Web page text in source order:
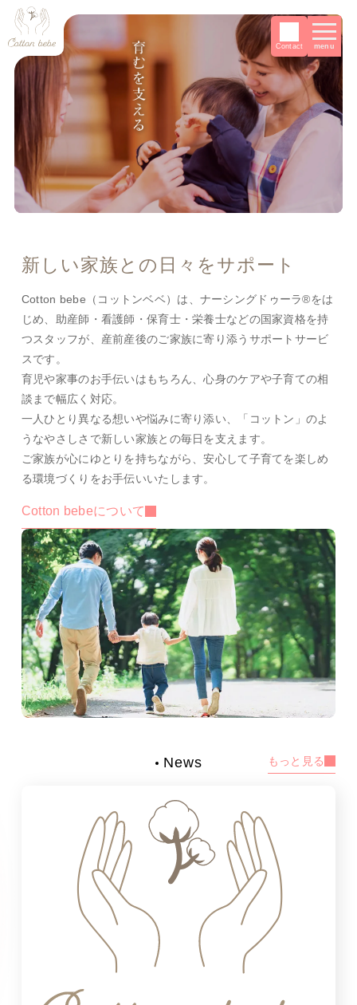
menu
新しい家族との日々をサポート
Cotton bebe（コットンベベ）は、ナーシングドゥーラ®をは
じめ、助産師・看護師・保育士・栄養士などの国家資格を持
つスタッフが、産前産後のご家族に寄り添うサポートサービ
スです。
育児や家事のお手伝いはもちろん、心身のケアや子育ての相
談まで幅広く対応。
一人ひとり異なる想いや悩みに寄り添い、「コットン」のよ
うなやさしさで新しい家族との毎日を支えます。
ご家族が心にゆとりを持ちながら、安心して子育てを楽しめ
る環境づくりをお手伝いいたします。
Cotton bebeについて
News もっと見る